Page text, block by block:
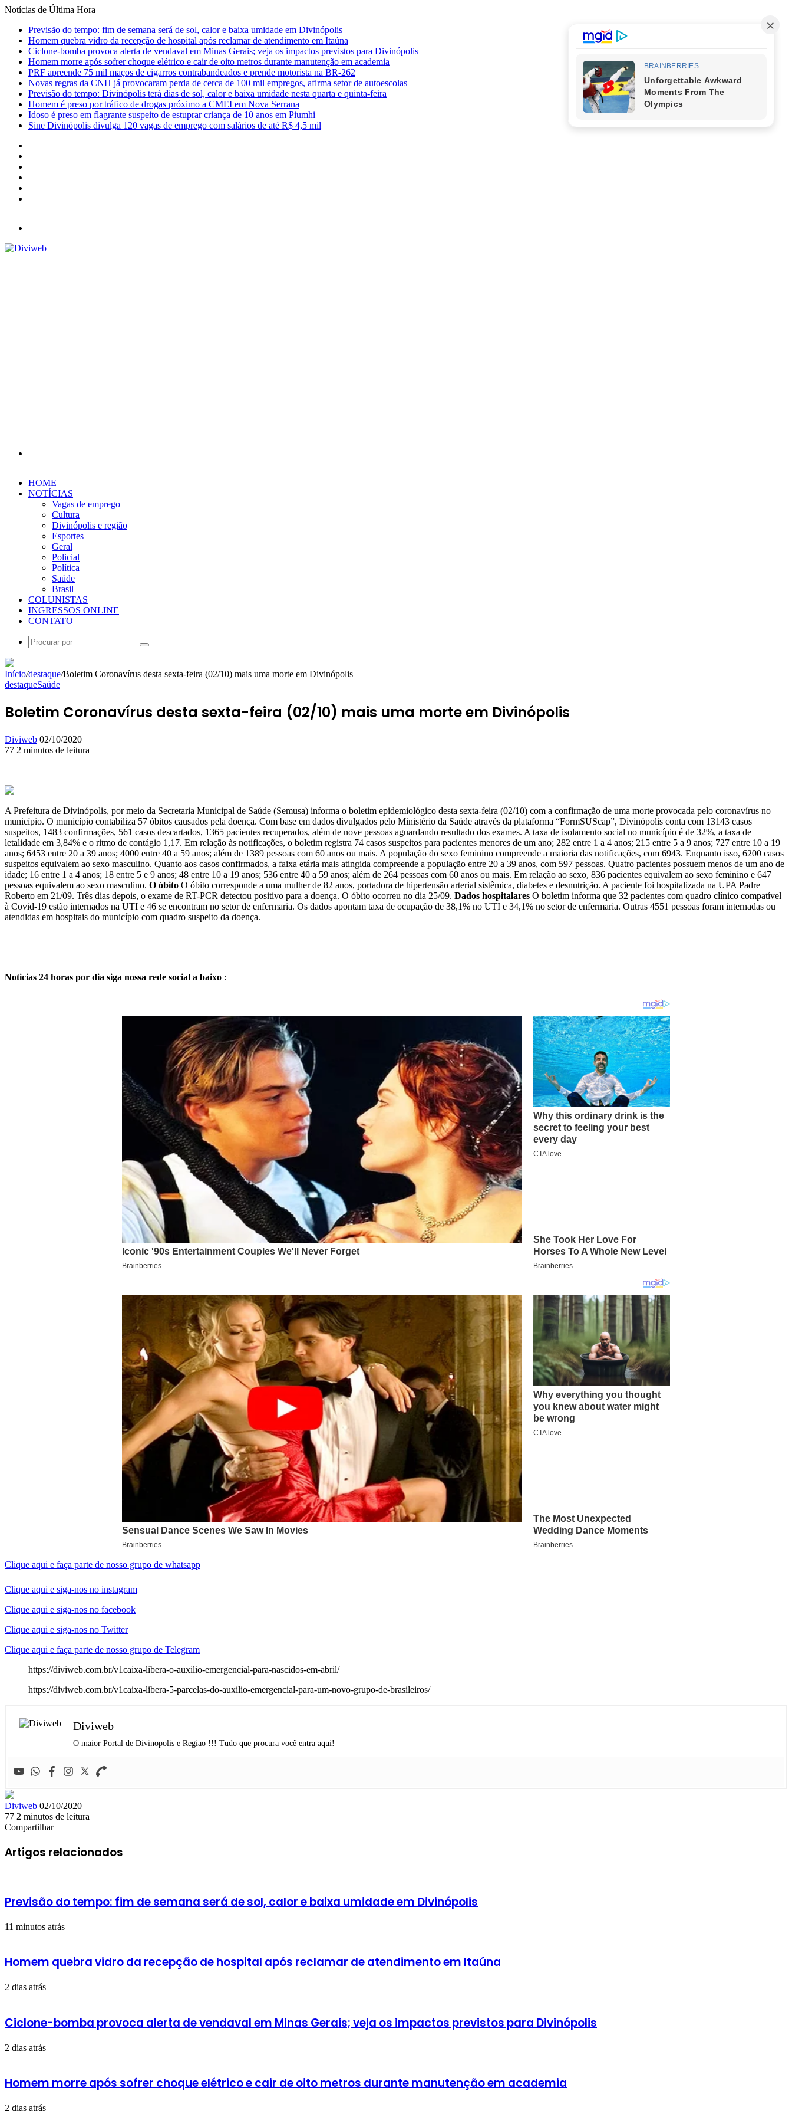
Notícias de Última Hora
Previsão do tempo: fim de semana será de sol, calor e baixa umidade em Divinópolis
Homem quebra vidro da recepção de hospital após reclamar de atendimento em Itaúna
Ciclone-bomba provoca alerta de vendaval em Minas Gerais; veja os impactos previstos para Divinópolis
Homem morre após sofrer choque elétrico e cair de oito metros durante manutenção em academia
PRF apreende 75 mil maços de cigarros contrabandeados e prende motorista na BR-262
Novas regras da CNH já provocaram perda de cerca de 100 mil empregos, afirma setor de autoescolas
Previsão do tempo: Divinópolis terá dias de sol, calor e baixa umidade nesta quarta e quinta-feira
Homem é preso por tráfico de drogas próximo a CMEI em Nova Serrana
Idoso é preso em flagrante suspeito de estuprar criança de 10 anos em Piumhi
Sine Divinópolis divulga 120 vagas de emprego com salários de até R$ 4,5 mil
HOME
NOTÍCIAS
Vagas de emprego
Cultura
Divinópolis e região
Esportes
Geral
Policial
Política
Saúde
Brasil
COLUNISTAS
INGRESSOS ONLINE
CONTATO
Procurar
Início/destaque/Boletim Coronavírus desta sexta-feira (02/10) mais uma morte em Divinópolis
destaqueSaúde
Boletim Coronavírus desta sexta-feira (02/10) mais uma morte em Divinópolis
Diviweb Mande
um
02/10/2020
77 2 minutos de leitura
A Prefeitura de Divinópolis, por meio da Secretaria Municipal de Saúde (Semusa) informa o boletim epidemiológico desta sexta-feira (02/10) com a confirmação de uma morte provocada pelo coronavírus no
município. O município contabiliza 57 óbitos causados pela doença. Com base em dados divulgados pelo Ministério da Saúde através da plataforma “FormSUScap”, Divinópolis conta com 13143 casos
suspeitos, 1483 confirmações, 561 casos descartados, 1365 pacientes recuperados, além de nove pessoas aguardando resultado dos exames. A taxa de isolamento social no município é de 32%, a taxa de
letalidade em 3,84% e o ritmo de contágio 1,17. Em relação às notificações, o boletim registra 74 casos suspeitos para pacientes menores de um ano; 282 entre 1 a 4 anos; 215 entre 5 a 9 anos; 727 entre 10 a 19
anos; 6453 entre 20 a 39 anos; 4000 entre 40 a 59 anos; além de 1389 pessoas com 60 anos ou mais. A população do sexo feminino compreende a maioria das notificações, com 6943. Enquanto isso, 6200 casos
suspeitos equivalem ao sexo masculino. Quanto aos casos confirmados, a faixa etária mais atingida compreende a população entre 20 a 39 anos, com 597 pessoas. Quatro pacientes possuem menos de um ano de
idade; 16 entre 1 a 4 anos; 18 entre 5 e 9 anos; 48 entre 10 a 19 anos; 536 entre 40 a 59 anos; além de 264 pessoas com 60 anos ou mais. Em relação ao sexo, 836 pacientes equivalem ao sexo feminino e 647
pessoas equivalem ao sexo masculino. O óbito O óbito corresponde a uma mulher de 82 anos, portadora de hipertensão arterial sistêmica, diabetes e desnutrição. A paciente foi hospitalizada na UPA Padre
Roberto em 21/09. Três dias depois, o exame de RT-PCR detectou positivo para a doença. O óbito ocorreu no dia 25/09. Dados hospitalares O boletim informa que 32 pacientes com quadro clínico compatível
à Covid-19 estão internados na UTI e 46 se encontram no setor de enfermaria. Os dados apontam taxa de ocupação de 38,1% no UTI e 34,1% no setor de enfermaria. Outras 4551 pessoas foram internadas ou
atendidas em hospitais do município com quadro suspeito da doença.–
Noticias 24 horas por dia siga nossa rede social a baixo :
Clique aqui e faça parte de nosso grupo de whatsapp
Clique aqui e siga-nos no instagram
Clique aqui e siga-nos no facebook
Clique aqui e siga-nos no Twitter
Clique aqui e faça parte de nosso grupo de Telegram
https://diviweb.com.br/v1caixa-libera-o-auxilio-emergencial-para-nascidos-em-abril/
https://diviweb.com.br/v1caixa-libera-5-parcelas-do-auxilio-emergencial-para-um-novo-grupo-de-brasileiros/
Diviweb
O maior Portal de Divinopolis e Regiao !!! Tudo que procura você entra aqui!
Diviweb Mande
um
e-
02/10/2020
77 2 minutos de leitura
Facebook
X
Linkedin
Skype
Messenger
Messenger
WhatsApp
Telegram
Compartilhar
via
e-
Artigos relacionados
Previsão do tempo: fim de semana será de sol, calor e baixa umidade em Divinópolis
11 minutos atrás
Homem quebra vidro da recepção de hospital após reclamar de atendimento em Itaúna
2 dias atrás
Ciclone-bomba provoca alerta de vendaval em Minas Gerais; veja os impactos previstos para Divinópolis
2 dias atrás
Homem morre após sofrer choque elétrico e cair de oito metros durante manutenção em academia
2 dias atrás